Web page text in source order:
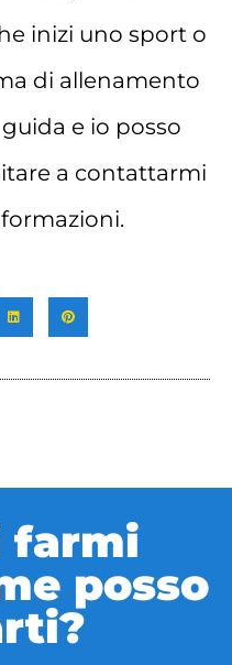
inizi uno sport o
di allenamento
e io posso
a contattarmi
farmi
posso